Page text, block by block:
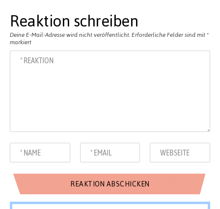
Reaktion schreiben
Deine E-Mail-Adresse wird nicht veröffentlicht. Erforderliche Felder sind mit *
markiert